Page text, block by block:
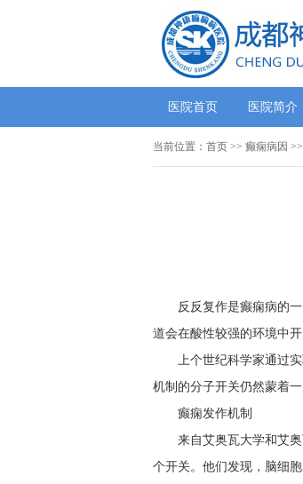
医院首页 医院简介
当前位置： 首页 >> 癫痫病因
反反复作是癫痫病的
道会在酸性较强的环境中
上个世纪科学家通过
机制的分子开关仍然蒙着一
癫痫发作机制
来自艾奥瓦大学和艾
个开关。他们发现，脑细